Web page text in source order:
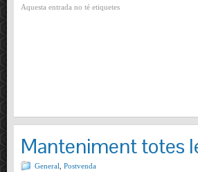
Aquesta entrada no té etiquetes
Manteniment totes
General Postvenda